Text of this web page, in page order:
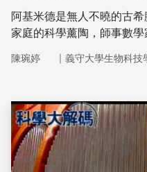
阿基米德是無人不曉的古
家庭的科學薰陶，師事數
礎。阿基米德的貢獻奠定許
陳琬婷 ｜ 義守大學生物科技